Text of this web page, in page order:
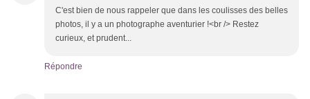
C'est bien de nous rappeler que dans les coulisses des belles
photos, il y a un photographe aventurier !<br /> Restez
curieux, et prudent...
Répondre